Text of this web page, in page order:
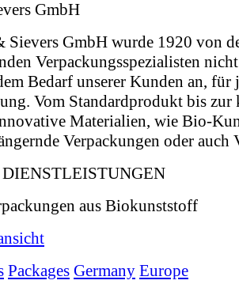
GmbH
Sievers GmbH wurde 1920 von
Verpackungsspezialisten
Bedarf unserer Kunden an,
Vom Standardprodukt bis
Materialien, wie Bio-
Verpackungen oder auch
aus Biokunststoff
Packages Germany Europe